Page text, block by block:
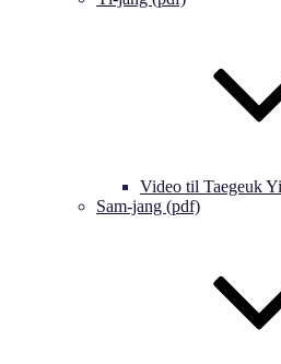
Video til Taegeuk
Sam-jang (pdf)